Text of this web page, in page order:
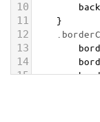
10
11 }
12
13
14
15